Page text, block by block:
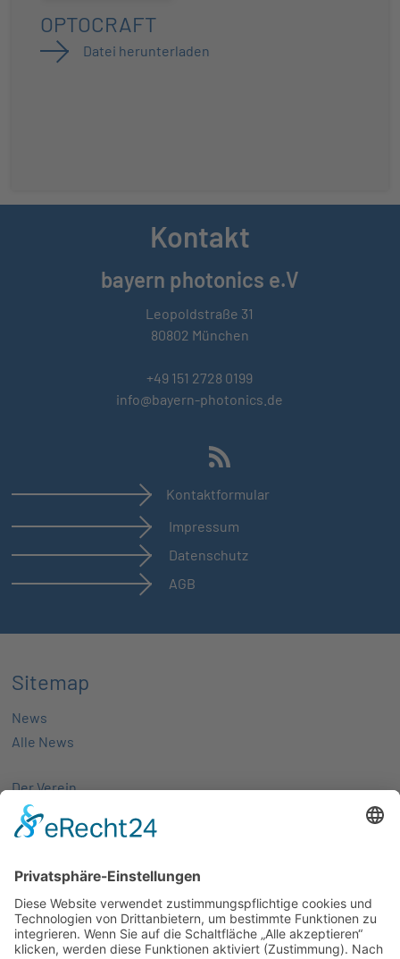
OPTOCRAFT
Datei herunterladen
Kontakt
bayern photonics e.V
Leopoldstraße 31
80802 München
+49 151 2728 0199
info@bayern-photonics.de
Kontaktformular
Impressum
Datenschutz
AGB
Sitemap
News
Alle News
Der Verein
Über uns
Aktivitäten
Mitgliedschaft
Partnernetze
Veranstaltungen